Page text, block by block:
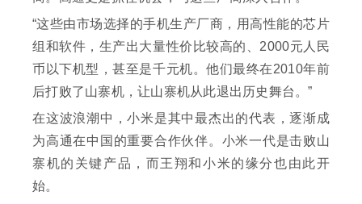
“这些由市场选择的手机生产厂商，用高性能的芯片
组和软件，生产出大量性价比较高的、2000元人民
币以下机型，甚至是千元机。他们最终在2010年前
后打败了山寨机，让山寨机从此退出历史舞台。”
在这波浪潮中，小米是其中最杰出的代表，逐渐成
为高通在中国的重要合作伙伴。小米一代是击败山
寨机的关键产品，而王翔和小米的缘分也由此开
始。